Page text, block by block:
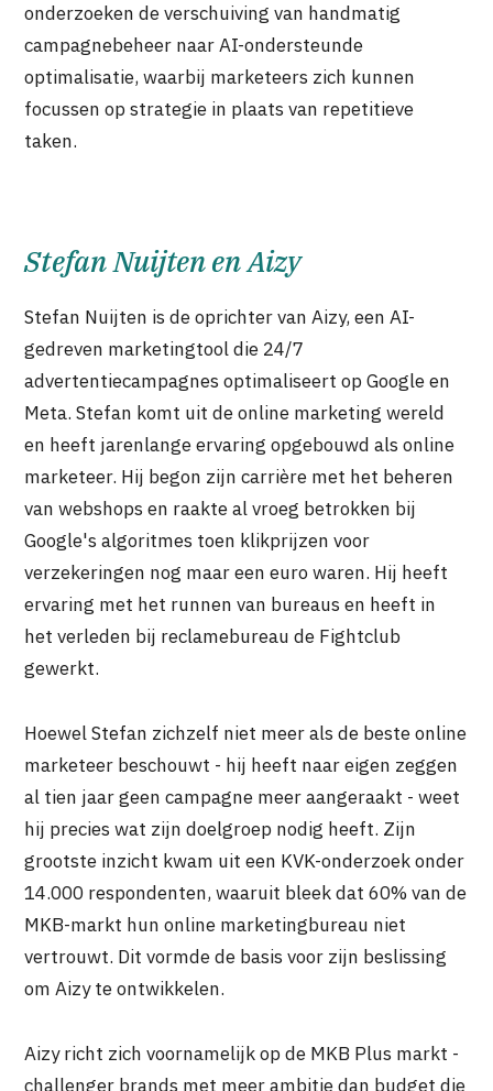
onderzoeken de verschuiving van handmatig
campagnebeheer naar AI-ondersteunde
optimalisatie, waarbij marketeers zich kunnen
focussen op strategie in plaats van repetitieve
taken.
Stefan Nuijten en Aizy
Stefan Nuijten is de oprichter van Aizy, een AI-
gedreven marketingtool die 24/7
advertentiecampagnes optimaliseert op Google en
Meta. Stefan komt uit de online marketing wereld
en heeft jarenlange ervaring opgebouwd als online
marketeer. Hij begon zijn carrière met het beheren
van webshops en raakte al vroeg betrokken bij
Google's algoritmes toen klikprijzen voor
verzekeringen nog maar een euro waren. Hij heeft
ervaring met het runnen van bureaus en heeft in
het verleden bij reclamebureau de Fightclub
gewerkt.
Hoewel Stefan zichzelf niet meer als de beste online
marketeer beschouwt - hij heeft naar eigen zeggen
al tien jaar geen campagne meer aangeraakt - weet
hij precies wat zijn doelgroep nodig heeft. Zijn
grootste inzicht kwam uit een KVK-onderzoek onder
14.000 respondenten, waaruit bleek dat 60% van de
MKB-markt hun online marketingbureau niet
vertrouwt. Dit vormde de basis voor zijn beslissing
om Aizy te ontwikkelen.
Aizy richt zich voornamelijk op de MKB Plus markt -
challenger brands met meer ambitie dan budget die